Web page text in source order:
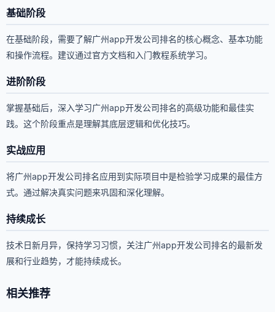
基础阶段
在基础阶段，需要了解广州app开发公司排名的核心概念、基本功能
和操作流程。建议通过官方文档和入门教程系统学习。
进阶阶段
掌握基础后，深入学习广州app开发公司排名的高级功能和最佳实
践。这个阶段重点是理解其底层逻辑和优化技巧。
实战应用
将广州app开发公司排名应用到实际项目中是检验学习成果的最佳方
式。通过解决真实问题来巩固和深化理解。
持续成长
技术日新月异，保持学习习惯，关注广州app开发公司排名的最新发
展和行业趋势，才能持续成长。
相关推荐